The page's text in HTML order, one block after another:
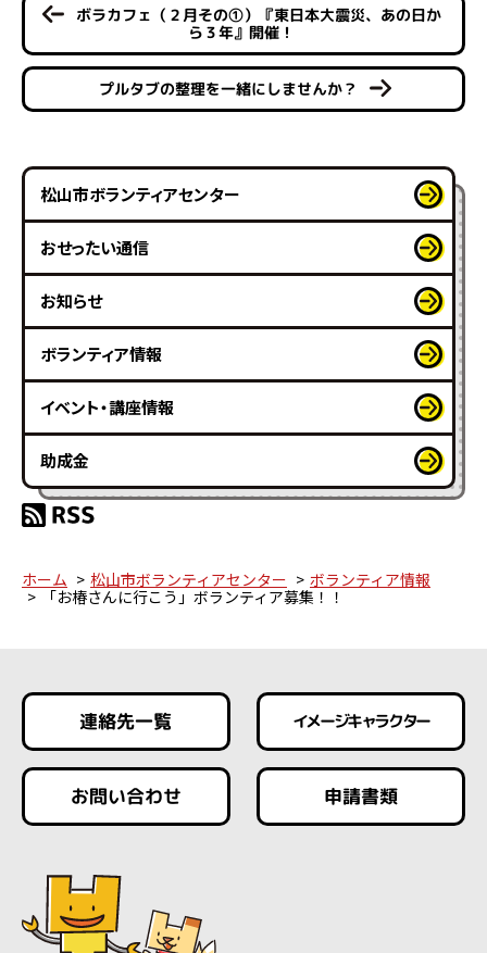
ボラカフェ（２月その①）『東日本大震災、あの日か
ら３年』開催！
プルタブの整理を一緒にしませんか？
松山市ボランティアセンター
おせったい通信
お知らせ
ボランティア情報
イベント・講座情報
助成金
ホーム 松山市ボランティアセンター
ボランティア情報
「お椿さんに行こう」ボランティア募集！！
連絡先一覧 イメージキャラクター
お問い合わせ 申請書類